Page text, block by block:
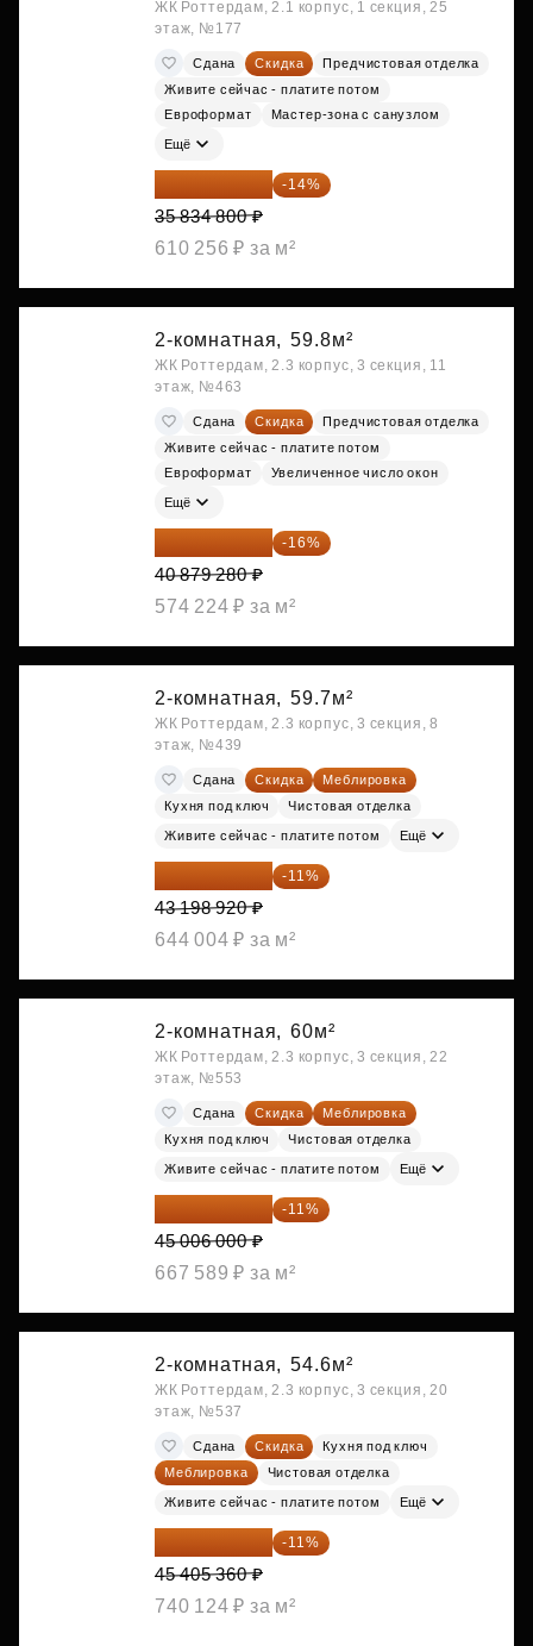
ЖК Роттердам, 2.1 корпус, 1 секция, 25
этаж, №177
Сдана Скидка
Предчистовая отделка
Живите сейчас - платите потом
Евроформат
Мастер-зона с санузлом
Ещё
30 817 928 ₽ -14%
35 834 800 ₽
610 256 ₽ за м²
2-комнатная, 59.8м²
ЖК Роттердам, 2.3 корпус, 3 секция, 11
этаж, №463
Сдана Скидка
Предчистовая отделка
Живите сейчас - платите потом
Евроформат
Увеличенное число окон
Ещё
34 338 595 ₽ -16%
40 879 280 ₽
574 224 ₽ за м²
2-комнатная, 59.7м²
ЖК Роттердам, 2.3 корпус, 3 секция, 8
этаж, №439
Сдана Скидка
Меблировка
Кухня под ключ
Чистовая отделка
Живите сейчас - платите потом Ещё
38 447 039 ₽ -11%
43 198 920 ₽
644 004 ₽ за м²
2-комнатная, 60м²
ЖК Роттердам, 2.3 корпус, 3 секция, 22
этаж, №553
Сдана Скидка
Меблировка
Кухня под ключ
Чистовая отделка
Живите сейчас - платите потом Ещё
40 055 340 ₽ -11%
45 006 000 ₽
667 589 ₽ за м²
2-комнатная, 54.6м²
ЖК Роттердам, 2.3 корпус, 3 секция, 20
этаж, №537
Сдана Скидка
Кухня под ключ
Меблировка
Чистовая отделка
Живите сейчас - платите потом Ещё
40 410 770 ₽ -11%
45 405 360 ₽
740 124 ₽ за м²